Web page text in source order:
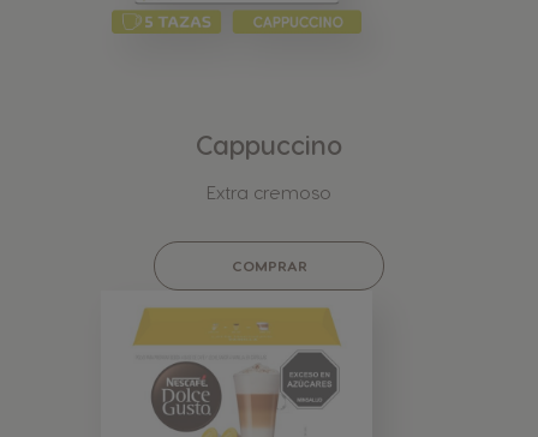
Cappuccino
Extra cremoso
COMPRAR